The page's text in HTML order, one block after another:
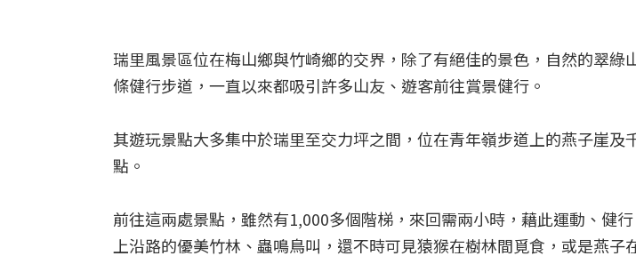
瑞里風景區位在梅山鄉與竹崎鄉的交界，除了有絕佳的景色，自然的翠綠
條健行步道，一直以來都吸引許多山友、遊客前往賞景健行。
其遊玩景點大多集中於瑞里至交力坪之間，位在青年嶺步道上的燕子崖及
點。
前往這兩處景點，雖然有1,000多個階梯，來回需兩小時，藉此運動、健
上沿路的優美竹林、蟲鳴鳥叫，還不時可見猿猴在樹林間覓食，或是燕子